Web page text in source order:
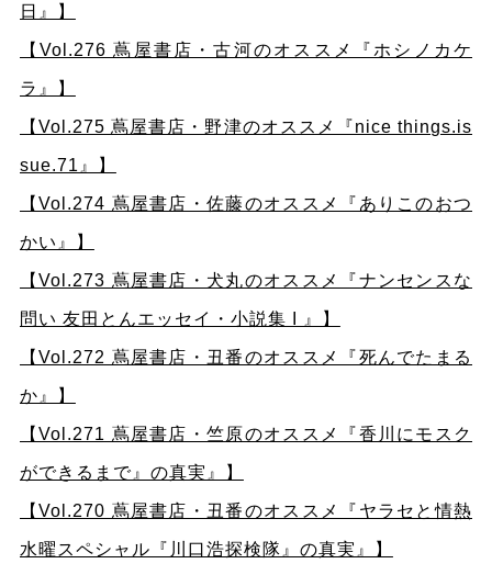
日』】
【Vol.276 蔦屋書店・古河のオススメ『ホシノカケ
ラ』】
【Vol.275 蔦屋書店・野津のオススメ『nice things.is
sue.71』】
【Vol.274 蔦屋書店・佐藤のオススメ『ありこのおつ
かい』】
【Vol.273 蔦屋書店・犬丸のオススメ『ナンセンスな
問い 友田とんエッセイ・小説集 I 』】
【Vol.272 蔦屋書店・丑番のオススメ『死んでたまる
か』】
【Vol.271 蔦屋書店・竺原のオススメ『香川にモスク
ができるまで』の真実』】
【Vol.270 蔦屋書店・丑番のオススメ『ヤラセと情熱
水曜スペシャル『川口浩探検隊』の真実』】